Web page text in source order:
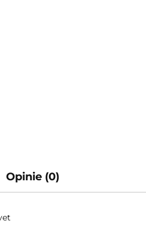
Opinie (0)